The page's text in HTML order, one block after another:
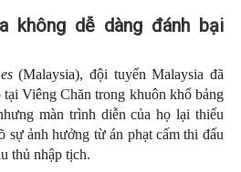
không dễ dàng đánh bại
(Malaysia), đội tuyển Malaysia đã
Viêng Chăn trong khuôn khổ bảng
màn trình diễn của họ lại thiếu
sự ảnh hưởng từ án phạt cấm thi đấu
thủ nhập tịch.